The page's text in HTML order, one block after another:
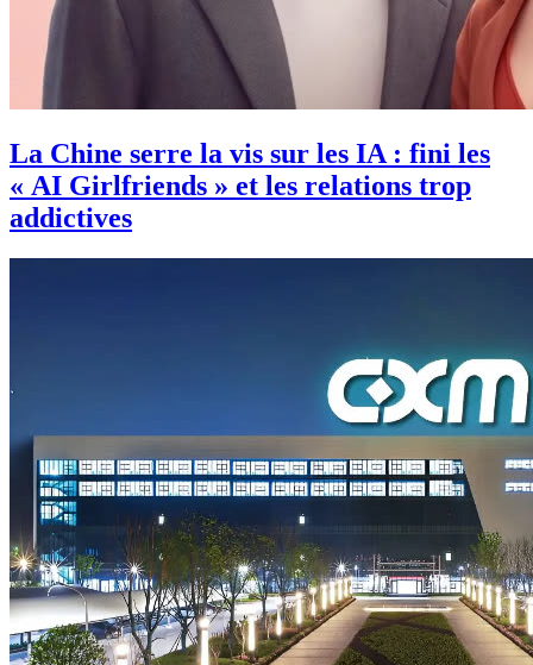
La Chine serre la vis sur les IA : fini les
« AI Girlfriends » et les relations trop
addictives